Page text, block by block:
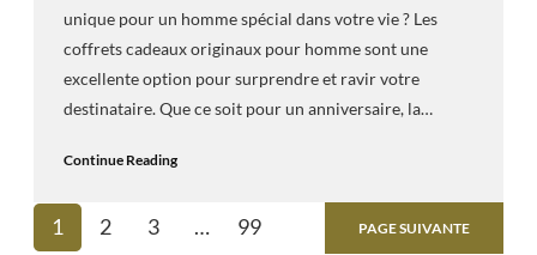
unique pour un homme spécial dans votre vie ? Les
coffrets cadeaux originaux pour homme sont une
excellente option pour surprendre et ravir votre
destinataire. Que ce soit pour un anniversaire, la…
Continue Reading
1 2 3 … 99 PAGE SUIVANTE